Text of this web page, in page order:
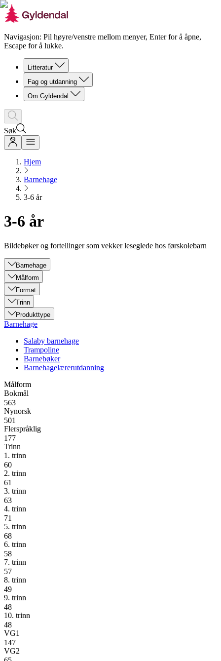
Navigasjon: Pil høyre/venstre mellom menyer, Enter for å åpne,
Escape for å lukke.
Litteratur
Fag og utdanning
Om Gyldendal
Søk
Hjem
Barnehage
3-6 år
3-6 år
Bildebøker og fortellinger som vekker leseglede hos førskolebarn
Barnehage
Målform
Format
Trinn
Produkttype
Barnehage
Salaby barnehage
Trampoline
Barnebøker
Barnehagelærerutdanning
Målform
Bokmål
563
Nynorsk
501
Flerspråklig
177
Trinn
1. trinn
60
2. trinn
61
3. trinn
63
4. trinn
71
5. trinn
68
6. trinn
58
7. trinn
57
8. trinn
49
9. trinn
48
10. trinn
48
VG1
147
VG2